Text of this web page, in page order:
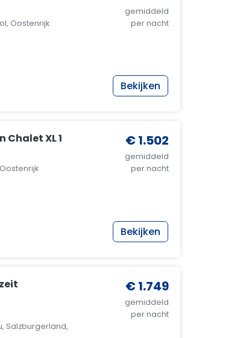
Oostenrijk
gemiddeld
per nacht
Bekijken
Chalet XL 1 € 1.502
gemiddeld
per nacht
Bekijken
Salzburgerland,
€ 1.749
gemiddeld
per nacht